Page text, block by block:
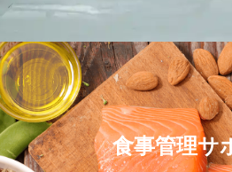
食事管理サ